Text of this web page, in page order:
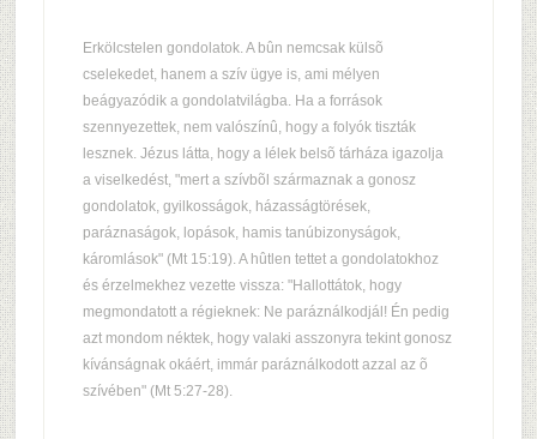
Erkölcstelen gondolatok. A bûn nemcsak külsõ
cselekedet, hanem a szív ügye is, ami mélyen
beágyazódik a gondolatvilágba. Ha a források
szennyezettek, nem valószínû, hogy a folyók tiszták
lesznek. Jézus látta, hogy a lélek belsõ tárháza igazolja
a viselkedést, "mert a szívbõl származnak a gonosz
gondolatok, gyilkosságok, házasságtörések,
paráznaságok, lopások, hamis tanúbizonyságok,
káromlások" (Mt 15:19). A hûtlen tettet a gondolatokhoz
és érzelmekhez vezette vissza: "Hallottátok, hogy
megmondatott a régieknek: Ne paráználkodjál! Én pedig
azt mondom néktek, hogy valaki asszonyra tekint gonosz
kívánságnak okáért, immár paráználkodott azzal az õ
szívében" (Mt 5:27-28).